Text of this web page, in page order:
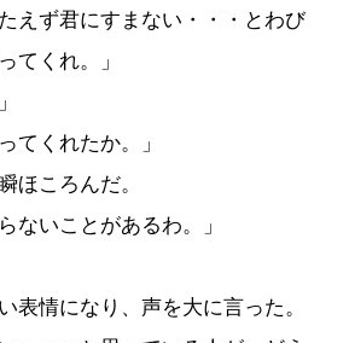
えず君にすまない・・・とわび
てくれ。」
てくれたか。」
ほころんだ。
ないことがあるわ。」
表情になり、声を大に言った。